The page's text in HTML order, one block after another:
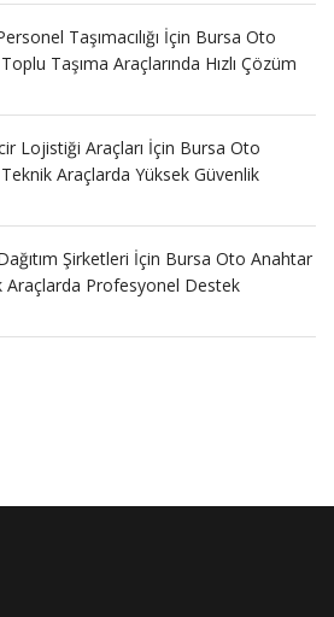
Taşımacılığı İçin Bursa Oto
Taşıma Araçlarında Hızlı Çözüm
Lojistiği Araçları İçin Bursa Oto
Araçlarda Yüksek Güvenlik
Şirketleri İçin Bursa Oto Anahtar
Araçlarda Profesyonel Destek